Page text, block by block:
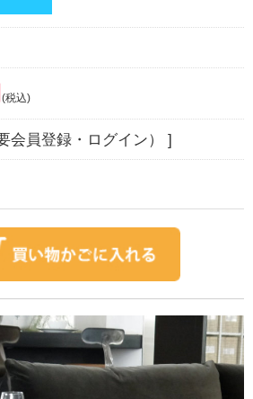
(税込)
会員登録・ログイン） ]